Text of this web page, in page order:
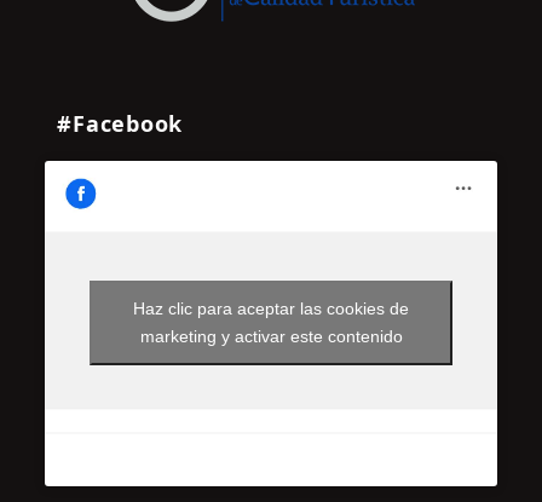
#Facebook
Haz clic para aceptar las cookies de
marketing y activar este contenido